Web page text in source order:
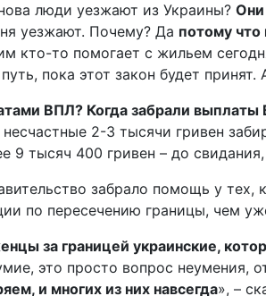
люди уезжают из Украины? Они
уезжают. Почему? Да потому
кто-то помогает с жильем
пока этот закон будет
ВПЛ? Когда забрали
2-3 тысячи гривен
9 тысяч 400 гривен – до
забрало помощь у тех,
по пересечению границы, чем
за границей украинские,
это просто вопрос
и многих из них навсегда», –